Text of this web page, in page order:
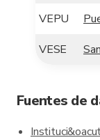
VEPU
VESE
Fuentes de